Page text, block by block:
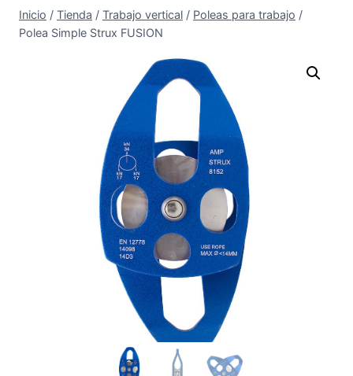
Inicio / Tienda / Trabajo vertical / Poleas para trabajo /
Polea Simple Strux FUSION